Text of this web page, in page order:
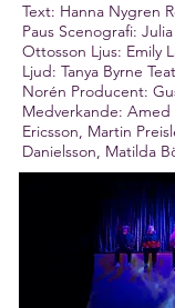
Text: Hanna Nygren
Paus Scenografi:
Ottosson Ljus: Emily
Ljud: Tanya Byrne
Norén Producent:
Medverkande: Amed
Ericsson, Martin
Danielsson, Matilda